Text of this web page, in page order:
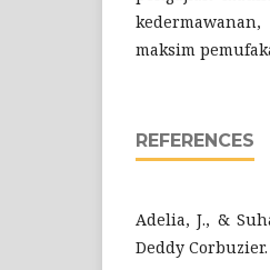
maksim
REFERENCES
Adelia, J., &
Deddy Corbuzier.